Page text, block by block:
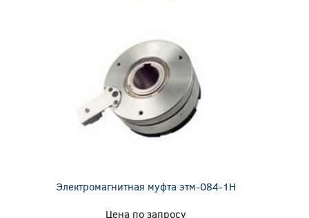
Электромагнитная муфта этм-084-1Н
Цена по запросу